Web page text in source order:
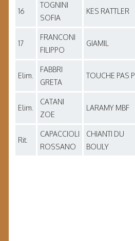
16
TOGNINI
SOFIA
KES RATTLER
17
FRANCONI
FILIPPO
GIAMIL
Elim.
FABBRI
GRETA
TOUCHE PAS P
Elim.
CATANI
ZOE
LARAMY MBF
Rit.
CAPACCIOLI
ROSSANO
CHIANTI DU
BOULY